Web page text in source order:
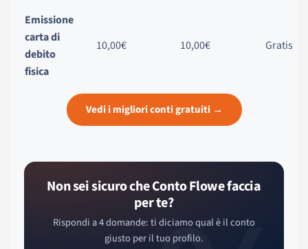
Emissione
carta di
debito
fisica
10,00€ 10,00€ Gratis
Vedi i migliori conti gratuiti →
Non sei sicuro che Conto Flowe faccia
per te?
Rispondi a 4 domande: ti diciamo qual è il conto
giusto per il tuo profilo.